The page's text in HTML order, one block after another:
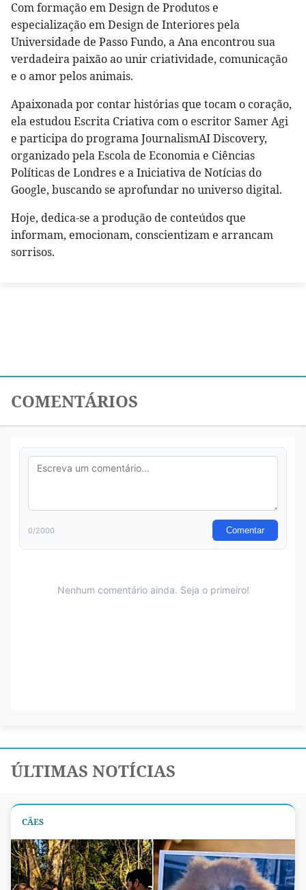
Com formação em Design de Produtos e
especialização em Design de Interiores pela
Universidade de Passo Fundo, a Ana encontrou sua
verdadeira paixão ao unir criatividade, comunicação
e o amor pelos animais.
Apaixonada por contar histórias que tocam o coração,
ela estudou Escrita Criativa com o escritor Samer Agi
e participa do programa JournalismAI Discovery,
organizado pela Escola de Economia e Ciências
Políticas de Londres e a Iniciativa de Notícias do
Google, buscando se aprofundar no universo digital.
Hoje, dedica-se a produção de conteúdos que
informam, emocionam, conscientizam e arrancam
sorrisos.
COMENTÁRIOS
ÚLTIMAS NOTÍCIAS
CÃES